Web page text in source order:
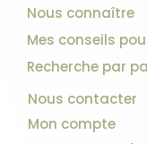
Nous connaître
Mes conseils
Recherche par
Nous contacter
Mon compte